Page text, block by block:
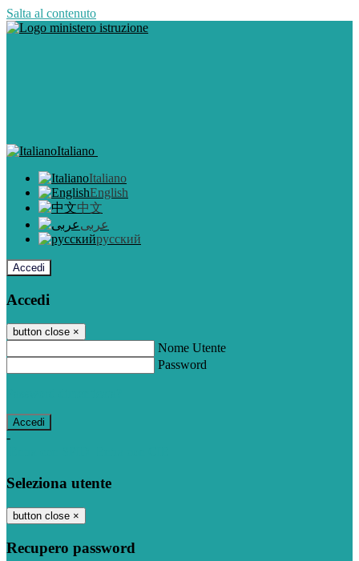
Salta al contenuto
Italiano
Italiano
English
中文
عربى
русский
Accedi
Accedi
button close ×
Nome Utente
Password
-
Seleziona utente
button close ×
Recupero password